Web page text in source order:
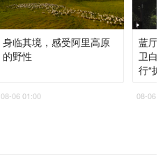
身临其境，感受阿里高原
的野性
08-06 01:00
蓝厅
卫白
行“扩
08-06